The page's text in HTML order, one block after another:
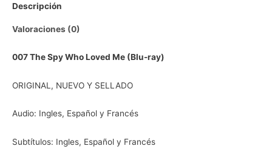
Descripción
Valoraciones (0)
007 The Spy Who Loved Me (Blu-ray)
ORIGINAL, NUEVO Y SELLADO
Audio: Ingles, Español y Francés
Subtítulos: Ingles, Español y Francés